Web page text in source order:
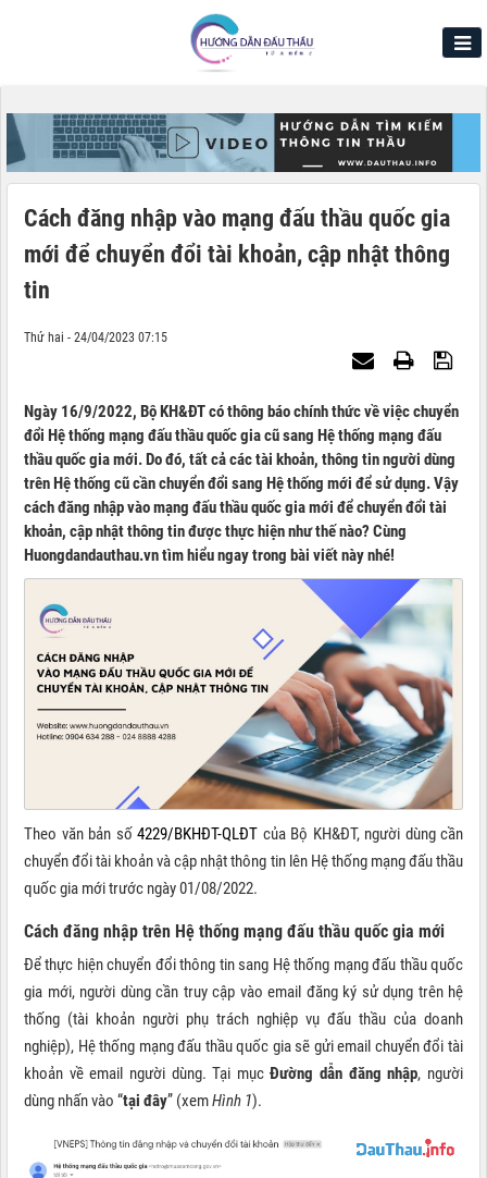
Cách đăng nhập vào mạng đấu thầu quốc gia
mới để chuyển đổi tài khoản, cập nhật thông
tin
Thứ hai - 24/04/2023 07:15
Ngày 16/9/2022, Bộ KH&ĐT có thông báo chính thức về việc chuyển
đổi Hệ thống mạng đấu thầu quốc gia cũ sang Hệ thống mạng đấu
thầu quốc gia mới. Do đó, tất cả các tài khoản, thông tin người dùng
trên Hệ thống cũ cần chuyển đổi sang Hệ thống mới để sử dụng. Vậy
cách đăng nhập vào mạng đấu thầu quốc gia mới để chuyển đổi tài
khoản, cập nhật thông tin được thực hiện như thế nào? Cùng
Huongdandauthau.vn tìm hiểu ngay trong bài viết này nhé!
Theo văn bản số 4229/BKHĐT-QLĐT của Bộ KH&ĐT, người dùng cần
chuyển đổi tài khoản và cập nhật thông tin lên Hệ thống mạng đấu thầu
quốc gia mới trước ngày 01/08/2022.
Cách đăng nhập trên Hệ thống mạng đấu thầu quốc gia mới
Để thực hiện chuyển đổi thông tin sang Hệ thống mạng đấu thầu quốc
gia mới, người dùng cần truy cập vào email đăng ký sử dụng trên hệ
thống (tài khoản người phụ trách nghiệp vụ đấu thầu của doanh
nghiệp), Hệ thống mạng đấu thầu quốc gia sẽ gửi email chuyển đổi tài
khoản về email người dùng. Tại mụcĐường dẫn đăng nhập, người
dùng nhấn vào “tại đây” (xemHình 1).